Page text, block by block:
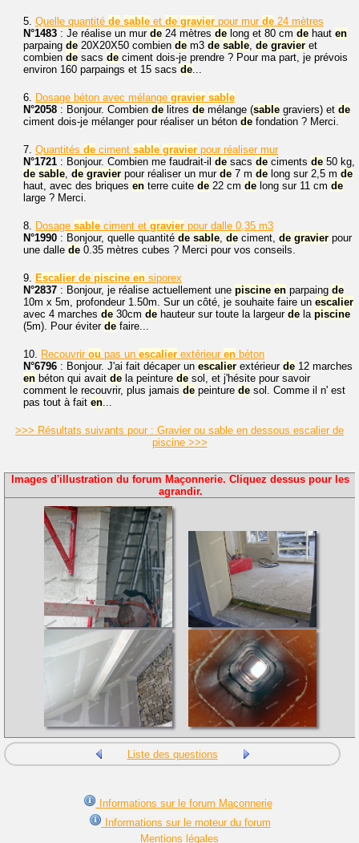
5. Quelle quantité de sable et de gravier pour mur de 24 mètres
N°1483 : Je réalise un mur de 24 mètres de long et 80 cm de haut en
parpaing de 20X20X50 combien de m3 de sable, de gravier et
combien de sacs de ciment dois-je prendre ? Pour ma part, je prévois
environ 160 parpaings et 15 sacs de...
6. Dosage béton avec mélange gravier sable
N°2058 : Bonjour. Combien de litres de mélange (sable graviers) et de
ciment dois-je mélanger pour réaliser un béton de fondation ? Merci.
7. Quantités de ciment sable gravier pour réaliser mur
N°1721 : Bonjour. Combien me faudrait-il de sacs de ciments de 50 kg,
de sable, de gravier pour réaliser un mur de 7 m de long sur 2,5 m de
haut, avec des briques en terre cuite de 22 cm de long sur 11 cm de
large ? Merci.
8. Dosage sable ciment et gravier pour dalle 0,35 m3
N°1990 : Bonjour, quelle quantité de sable, de ciment, de gravier pour
une dalle de 0.35 mètres cubes ? Merci pour vos conseils.
9. Escalier de piscine en siporex
N°2837 : Bonjour, je réalise actuellement une piscine en parpaing de
10m x 5m, profondeur 1.50m. Sur un côté, je souhaite faire un escalier
avec 4 marches de 30cm de hauteur sur toute la largeur de la piscine
(5m). Pour éviter de faire...
10. Recouvrir ou pas un escalier extérieur en béton
N°6796 : Bonjour. J'ai fait décaper un escalier extérieur de 12 marches
en béton qui avait de la peinture de sol, et j'hésite pour savoir
comment le recouvrir, plus jamais de peinture de sol. Comme il n' est
pas tout à fait en...
>>> Résultats suivants pour : Gravier ou sable en dessous escalier de
piscine >>>
Images d'illustration du forum Maçonnerie. Cliquez dessus pour les
agrandir.
Liste des questions
Informations sur le forum Maçonnerie
Informations sur le moteur du forum
Mentions légales